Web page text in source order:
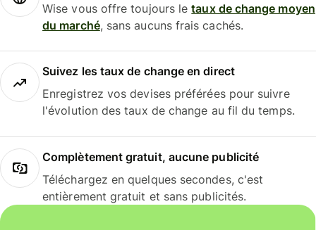
Wise vous offre toujours letaux de change moyen
du marché, sans aucuns frais cachés.
Suivez les taux de change en direct
Enregistrez vos devises préférées pour suivre
l'évolution des taux de change au fil du temps.
Complètement gratuit, aucune publicité
Téléchargez en quelques secondes, c'est
entièrement gratuit et sans publicités.